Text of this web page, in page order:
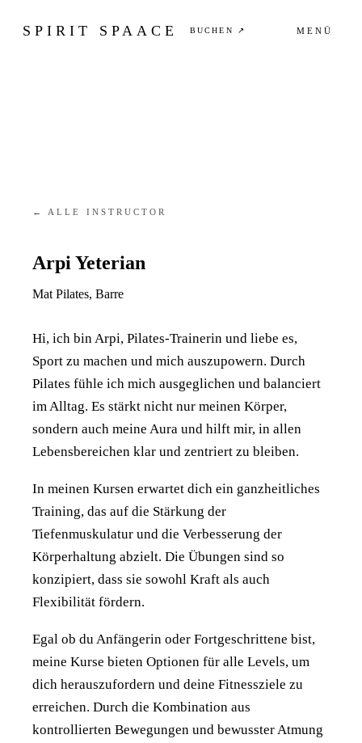
SPIRIT SPAACE BUCHEN ↗ MENÜ
← ALLE INSTRUCTOR
Arpi Yeterian
Mat Pilates, Barre
Hi, ich bin Arpi, Pilates-Trainerin und liebe es,
Sport zu machen und mich auszupowern. Durch
Pilates fühle ich mich ausgeglichen und balanciert
im Alltag. Es stärkt nicht nur meinen Körper,
sondern auch meine Aura und hilft mir, in allen
Lebensbereichen klar und zentriert zu bleiben.
In meinen Kursen erwartet dich ein ganzheitliches
Training, das auf die Stärkung der
Tiefenmuskulatur und die Verbesserung der
Körperhaltung abzielt. Die Übungen sind so
konzipiert, dass sie sowohl Kraft als auch
Flexibilität fördern.
Egal ob du Anfängerin oder Fortgeschrittene bist,
meine Kurse bieten Optionen für alle Levels, um
dich herauszufordern und deine Fitnessziele zu
erreichen. Durch die Kombination aus
kontrollierten Bewegungen und bewusster Atmung